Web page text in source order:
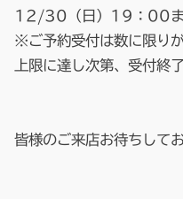
12/30（日）19：00
※ご予約受付は数に限りが
上限に達し次第、受付終
皆様のご来店お待ちして